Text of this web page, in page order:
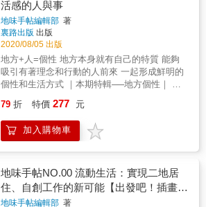
己的基本品味，就不會無所適從地什麼都想入
手。當「個人的喜好」與「適合的風格」一
致，也代表你對自己的認識是清楚、正確的；
若是差異甚大，很可能意味著你並沒有接受真
實的自己。 ◎追求簡約，是想藉著去除多餘的
造型及機能，甚至是與人的對話，讓生活更為
充實。它不只是清理生活中的雜質，讓真實展
現出來，更能幫助自己找出最重要的東西。 ◎
關於服裝，我們真正需要的是數量不多也無
妨，但質感上乘的好單品。不要因為方便就購
買廉價品，一開始就以最高的標準，選擇最適
間，但工作本來就是人生的重要環節。如果覺
得不必背負任何期待、能夠隨意揮霍的時間才
是「自己的時間」，就該思考是不是想利用這
零廢棄生活是什麼？ 零廢棄生活是建立在一連
串「盡可能不產生垃圾」的做法上，進而達到
簡化生活的目標。無論你過去有著怎麼樣的生
活與消費習慣，在後疫情時代，不妨來認識看
看這個即使深居簡出也能執行的生活方式，讓
居住環境更舒適、心靈更安定。 ▎給想開始零
廢棄的你 零廢棄生活是因人時地制宜的，你可
以在不同人生階段中，用獨道的風格去建立一
套專屬自己的模式，你不但可以在舒服的狀況
下執行，還會因這些改變感到持久的滿足與快
樂。 「零廢棄生活有什麼好處呢？」你可以收
穫更多空間&times;健康&times;自由=快樂 在
這本書中，你可以看到&mdash;&mdash; ✔︎辨
識生活中真正的必需品 ✔︎無包裝消費、用舊物
打造婚後第一個家、減廢育兒 ✔︎洗漱、卸妝、
上廁所等生活小事也能零廢棄 ✔︎如何辦一場盡
為了生存、為了祭儀、為了產業而生的技藝，
只存在於當地的風土環境中，就是本期特輯想
要探看的主題。這次，將分別以藤編技藝，談
到花蓮卓溪鄉太平部落的布農族傳統文化；以
漁旗技藝，了解高雄旗津傳統漁業文化的符
號；以釀酒技藝，一探花蓮豐濱鄉靜浦部落的
獻酒儀式，讓我們一起以技藝為媒介，深入認
識一地的紋理脈絡。 & 而技藝，除了是在地文
點，因此造就多種看待技藝工法的角度。本期
邀請修復澎湖石滬的「離島出走 isle.travel」、
苗栗苑裡藺編品牌的「藺子」，及以農業廢棄
技藝在傳統、當代和未來的可能樣貌。 & 最
後，更重磅找來《熟手の慢工細活》系列套書
的幕後執行團隊，一起聊聊連續三年、深入山
活感的人與事
地味手帖編輯部 著
裏路出版 出版
2020/08/05 出版
地方+人=個性 地方本身就有自己的特質 能夠
吸引有著理念和行動的人前來 一起形成鮮明的
個性和生活方式 ｜本期特輯──地方個性｜ 你
台東，還是花蓮？ 如果把每個地方視為人，會
發現其獨有的個性，可以吸引頻率接近的人們
來定居生活，並鼓動著人們依著各自的想像和
些累積就成為地域專屬的生活感。 地方+人，
可以衍生出比化學實驗更多的可能和變化。 近
年來，許多地域以村里、街道甚或市鎮為軸
79 折 特價 277 元
加入購物車
地味手帖NO.00 流動生活：實現二地居
住、自創工作的新可能【出發吧！插畫帆
布袋限量套組】
地味手帖編輯部 著